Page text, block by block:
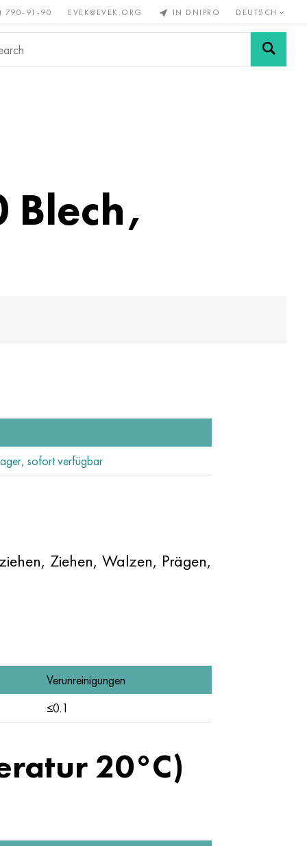
790-91-90 EVEK@EVEK.ORG IN DNIPRO DEUTSCH
Stahl Drahtgewebe &
Blech,
sofort verfügbar
Ziehen, Walzen, Prägen,
Verunreinigungen
≤0.1
20°C)